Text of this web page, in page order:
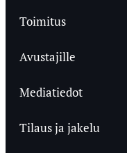
Toimitus
Avustajille
Mediatiedot
Tilaus ja jakelu